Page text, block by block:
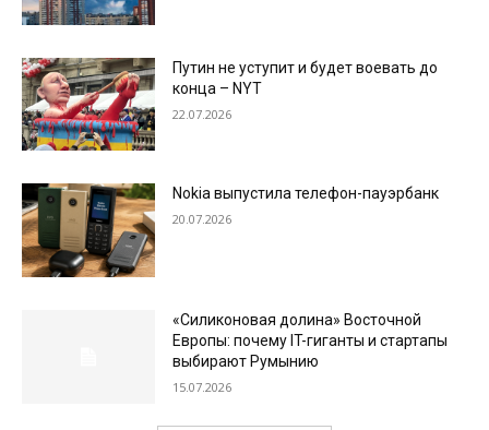
Путин не уступит и будет воевать до
конца – NYT
22.07.2026
Nokia выпустила телефон-пауэрбанк
20.07.2026
«Силиконовая долина» Восточной
Европы: почему IT-гиганты и стартапы
выбирают Румынию
15.07.2026